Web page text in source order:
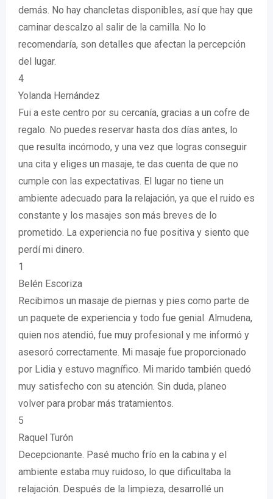
demás. No hay chancletas disponibles, así que hay que
caminar descalzo al salir de la camilla. No lo
recomendaría, son detalles que afectan la percepción
del lugar.
4
Yolanda Hernández
Fui a este centro por su cercanía, gracias a un cofre de
regalo. No puedes reservar hasta dos días antes, lo
que resulta incómodo, y una vez que logras conseguir
una cita y eliges un masaje, te das cuenta de que no
cumple con las expectativas. El lugar no tiene un
ambiente adecuado para la relajación, ya que el ruido es
constante y los masajes son más breves de lo
prometido. La experiencia no fue positiva y siento que
perdí mi dinero.
1
Belén Escoriza
Recibimos un masaje de piernas y pies como parte de
un paquete de experiencia y todo fue genial. Almudena,
quien nos atendió, fue muy profesional y me informó y
asesoró correctamente. Mi masaje fue proporcionado
por Lidia y estuvo magnífico. Mi marido también quedó
muy satisfecho con su atención. Sin duda, planeo
volver para probar más tratamientos.
5
Raquel Turón
Decepcionante. Pasé mucho frío en la cabina y el
ambiente estaba muy ruidoso, lo que dificultaba la
relajación. Después de la limpieza, desarrollé un